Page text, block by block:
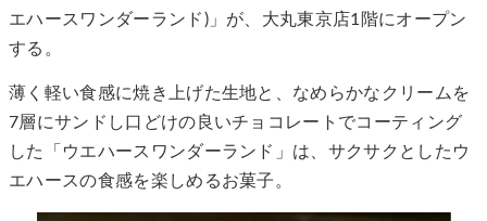
エハースワンダーランド)」が、大丸東京店1階にオープン
する。
薄く軽い食感に焼き上げた生地と、なめらかなクリームを
7層にサンドし口どけの良いチョコレートでコーティング
した「ウエハースワンダーランド」は、サクサクとしたウ
エハースの食感を楽しめるお菓子。